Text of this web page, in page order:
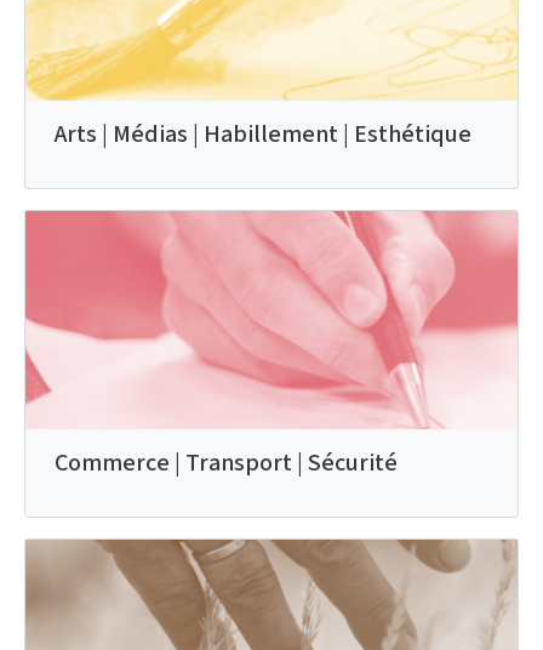
Arts | Médias | Habillement | Esthétique
Commerce | Transport | Sécurité